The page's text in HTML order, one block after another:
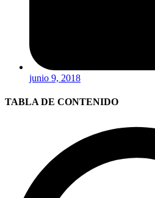
junio 9, 2018
TABLA DE CONTENIDO